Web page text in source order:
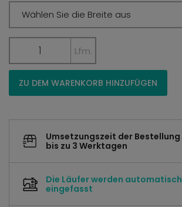
Wählen Sie die Breite aus
Lfm.
ZU DEM WARENKORB HINZUFÜGEN
Umsetzungszeit der Bestellung
bis zu 3 Werktagen
Die Läufer werden automatisch
eingefasst